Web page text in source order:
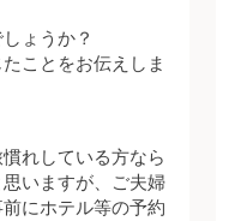
ょうか？
ことをお伝えしま
れしている方なら
いますが、ご夫婦
にホテル等の予約